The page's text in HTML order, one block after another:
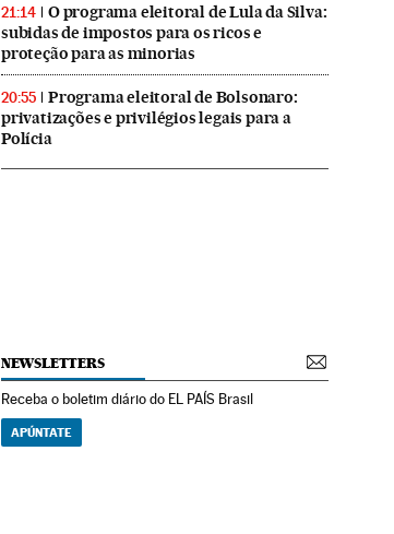
21:14
O programa eleitoral de Lula da Silva:
subidas de impostos para os ricos e
proteção para as minorias
20:55
Programa eleitoral de Bolsonaro:
privatizações e privilégios legais para a
Polícia
NEWSLETTERS
Receba o boletim diário do EL PAÍS Brasil
APÚNTATE